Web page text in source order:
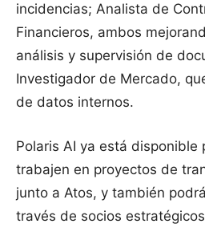
incidencias; Analista de
Financieros, ambos
análisis y supervisión de
Investigador de Mercado,
de datos internos.
Polaris AI ya está disponible
trabajen en proyectos de
junto a Atos, y también
través de socios